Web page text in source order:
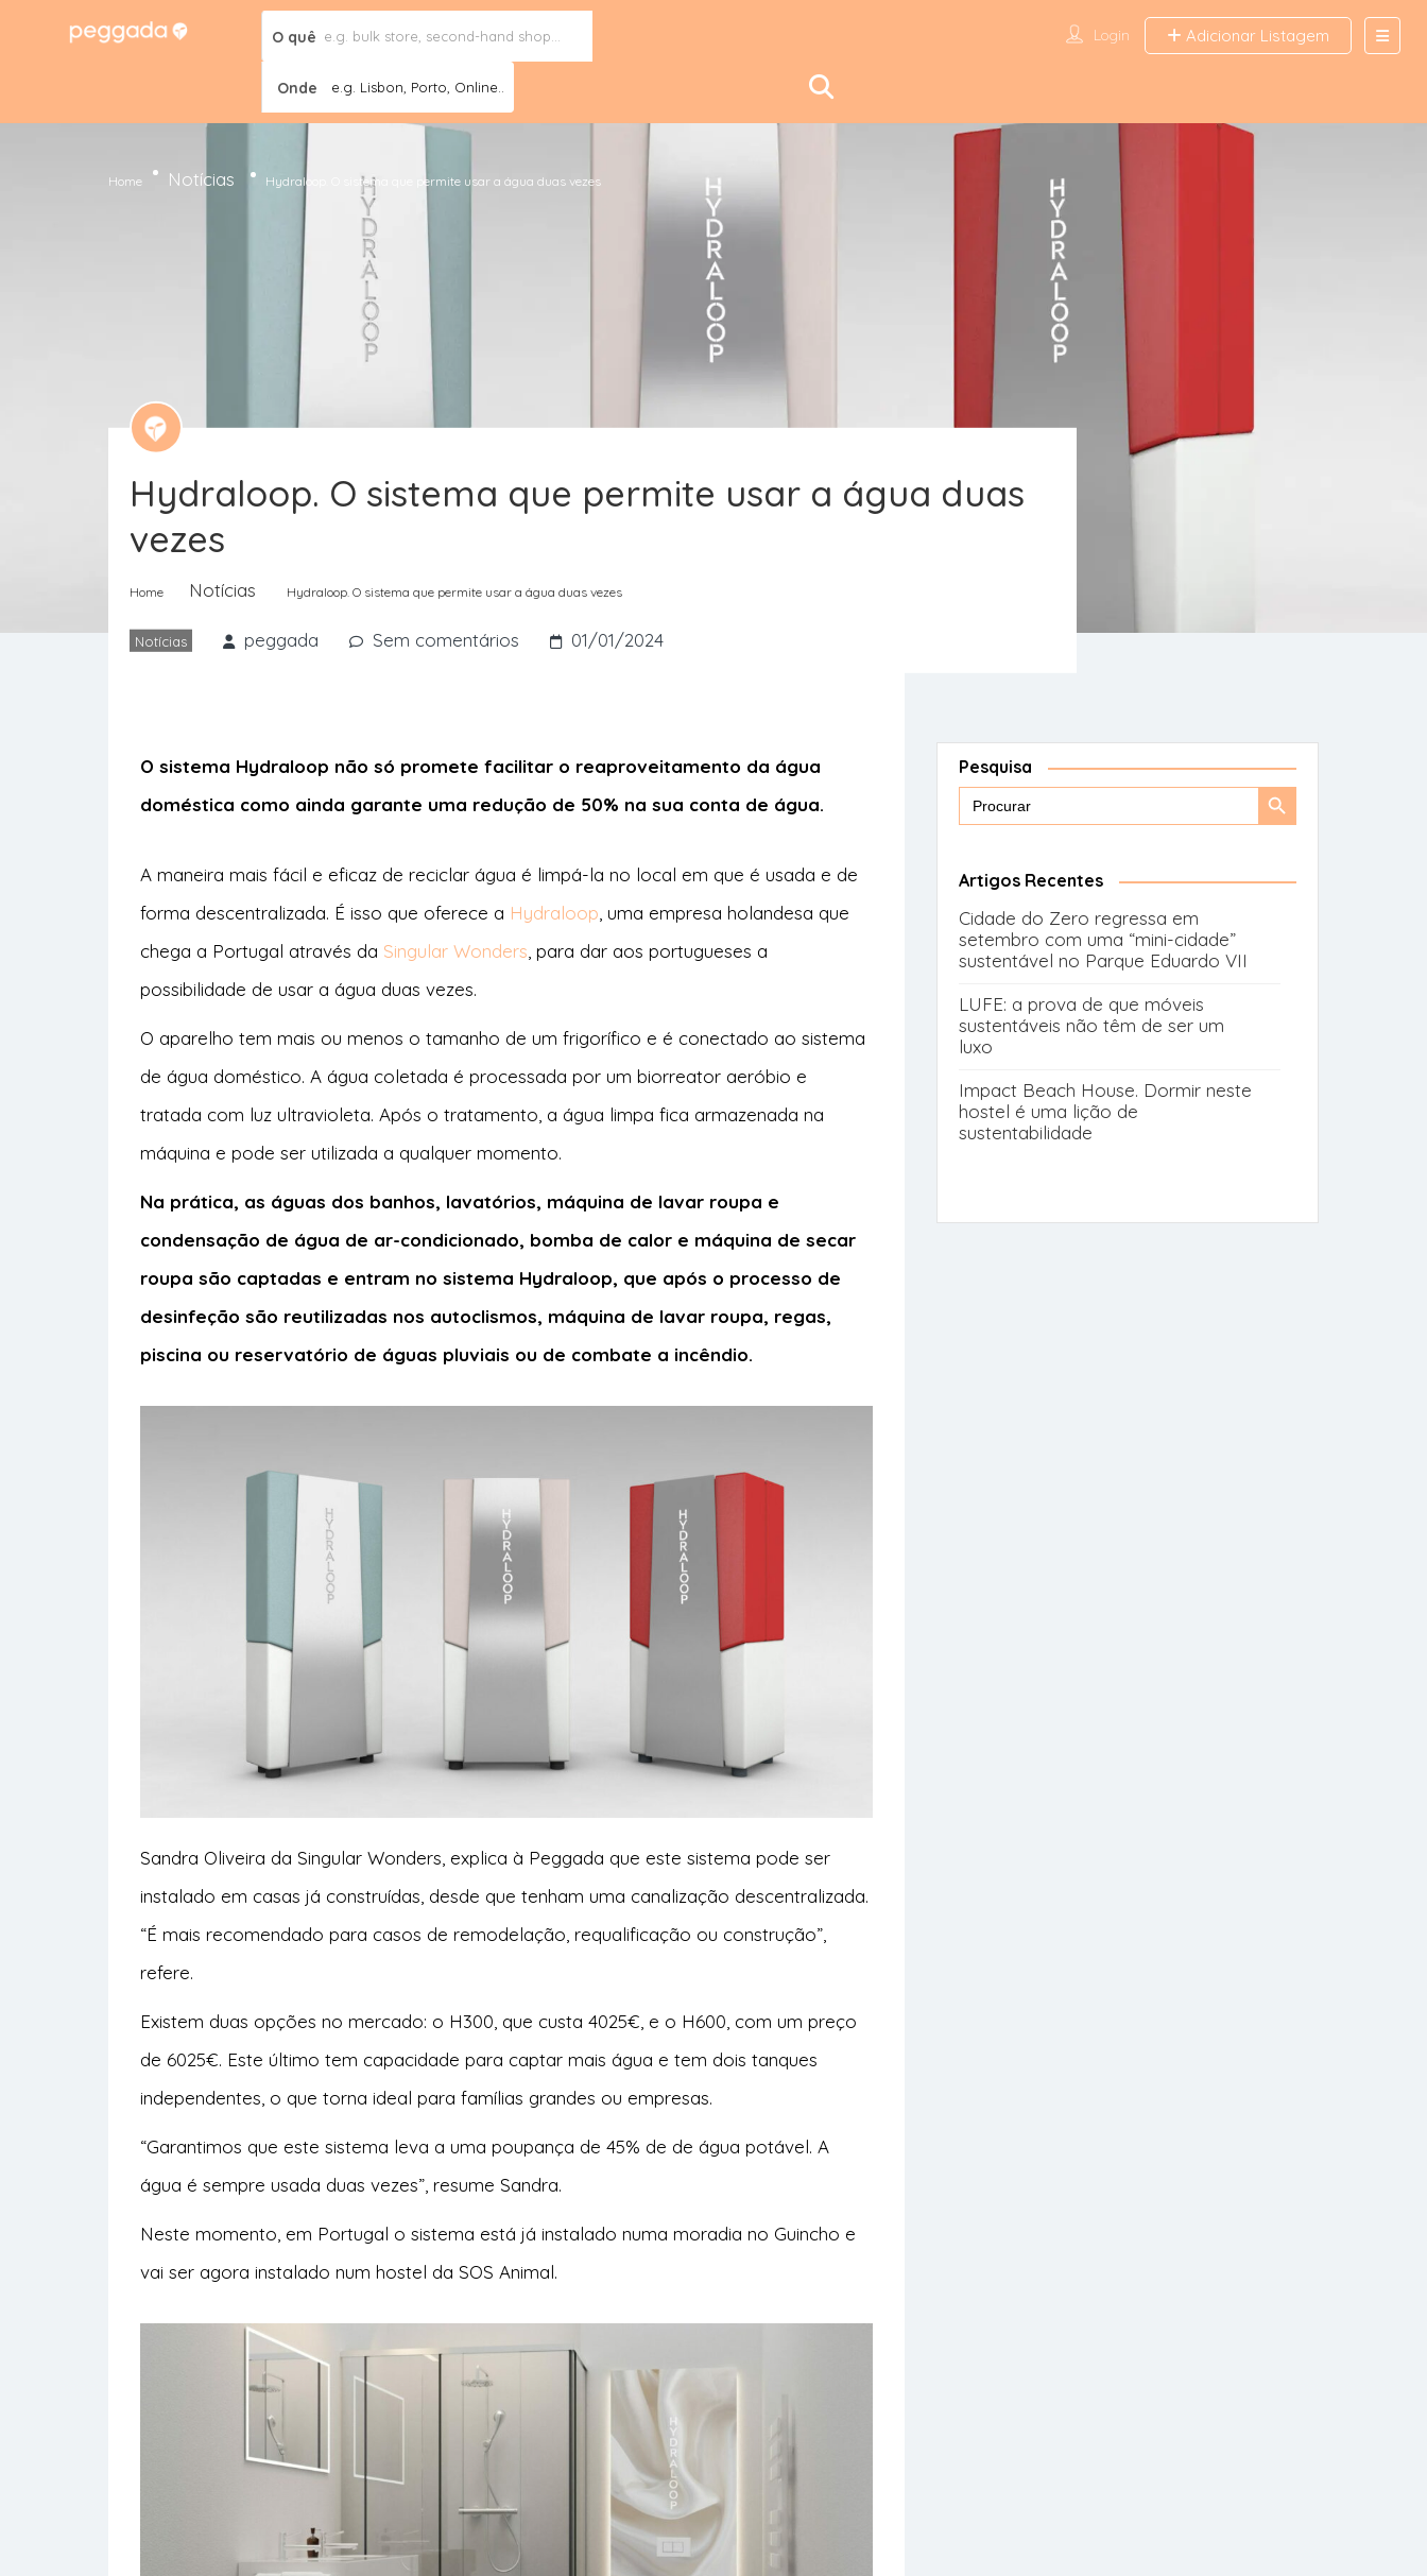
O quê
Onde e.g. Lisbon, Porto, Online..
Login Adicionar Listagem
Home Notícias Hydraloop. O sistema que permite usar a água duas vezes
Hydraloop. O sistema que permite usar a água duas
vezes
Home Notícias Hydraloop. O sistema que permite usar a água duas vezes
Notícias peggada Sem comentários 01/01/2024
O sistema Hydraloop não só promete facilitar o reaproveitamento da água
doméstica como ainda garante uma redução de 50% na sua conta de água.
A maneira mais fácil e eficaz de reciclar água é limpá-la no local em que é usada e de
forma descentralizada. É isso que oferece a Hydraloop , uma empresa holandesa que
chega a Portugal através da Singular Wonders , para dar aos portugueses a
possibilidade de usar a água duas vezes.
O aparelho tem mais ou menos o tamanho de um frigorífico e é conectado ao sistema
de água doméstico. A água coletada é processada por um biorreator aeróbio e
tratada com luz ultravioleta. Após o tratamento, a água limpa fica armazenada na
máquina e pode ser utilizada a qualquer momento.
Na prática, as águas dos banhos, lavatórios, máquina de lavar roupa e
condensação de água de ar-condicionado, bomba de calor e máquina de secar
roupa são captadas e entram no sistema Hydraloop, que após o processo de
desinfeção são reutilizadas nos autoclismos, máquina de lavar roupa, regas,
piscina ou reservatório de águas pluviais ou de combate a incêndio.
Sandra Oliveira da Singular Wonders, explica à Peggada que este sistema pode ser
instalado em casas já construídas, desde que tenham uma canalização descentralizada.
“É mais recomendado para casos de remodelação, requalificação ou construção”,
refere.
Existem duas opções no mercado: o H300, que custa 4025€, e o H600, com um preço
de 6025€. Este último tem capacidade para captar mais água e tem dois tanques
independentes, o que torna ideal para famílias grandes ou empresas.
“Garantimos que este sistema leva a uma poupança de 45% de de água potável. A
água é sempre usada duas vezes”, resume Sandra.
Neste momento, em Portugal o sistema está já instalado numa moradia no Guincho e
vai ser agora instalado num hostel da SOS Animal.
Pesquisa
Search
Search
Artigos Recentes
Cidade do Zero regressa em
setembro com uma “mini-cidade”
sustentável no Parque Eduardo VII
LUFE: a prova de que móveis
sustentáveis não têm de ser um
luxo
Impact Beach House. Dormir neste
hostel é uma lição de
sustentabilidade